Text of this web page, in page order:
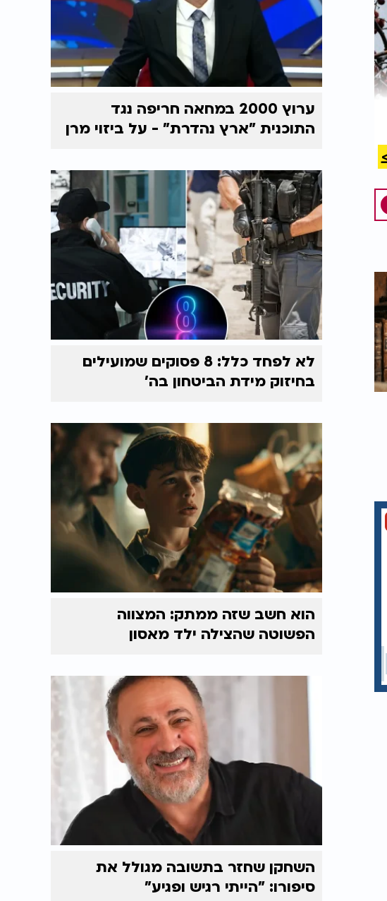
ערוץ 2000 במחאה חריפה נגד
התוכנית "ארץ נהדרת" - על ביזוי מרן
לא לפחד כלל: 8 פסוקים שמועילים
בחיזוק מידת הביטחון בה'
הוא חשב שזה ממתק: המצווה
הפשוטה שהצילה ילד מאסון
השחקן שחזר בתשובה מגולל את
סיפורו: "הייתי רגיש ופגיע"